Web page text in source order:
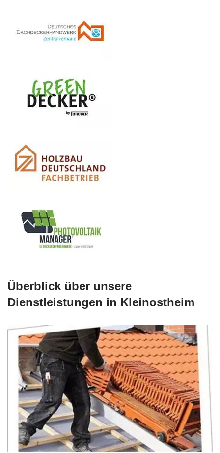
Überblick über unsere
Dienstleistungen in Kleinostheim